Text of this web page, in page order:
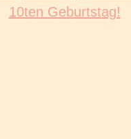
10ten Geburtstag!